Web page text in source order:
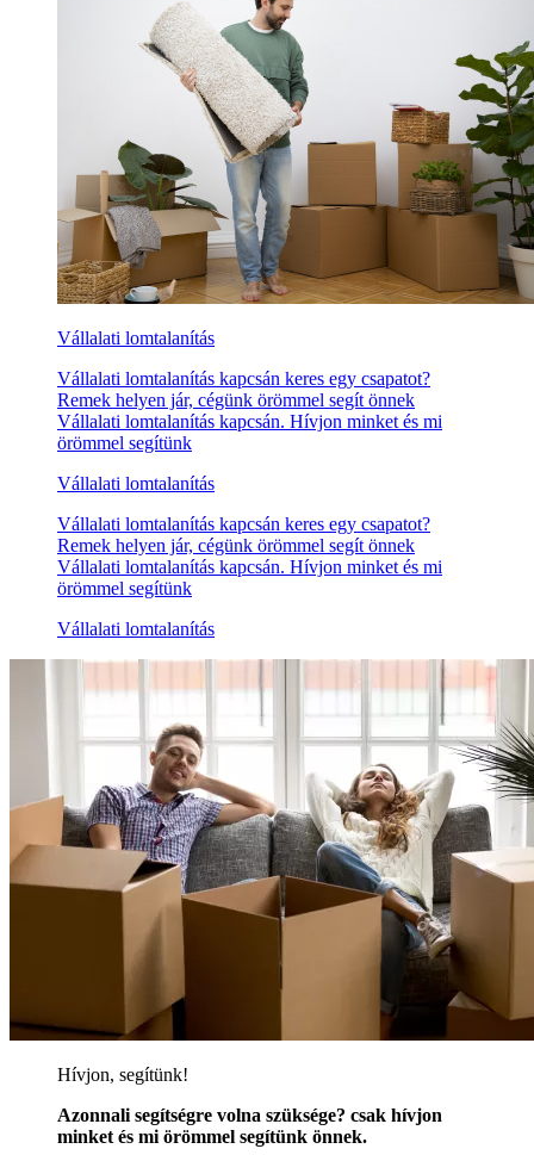
Vállalati lomtalanítás
Vállalati lomtalanítás kapcsán keres egy csapatot?
Remek helyen jár, cégünk örömmel segít önnek
Vállalati lomtalanítás kapcsán. Hívjon minket és mi
örömmel segítünk
Vállalati lomtalanítás
Vállalati lomtalanítás kapcsán keres egy csapatot?
Remek helyen jár, cégünk örömmel segít önnek
Vállalati lomtalanítás kapcsán. Hívjon minket és mi
örömmel segítünk
Vállalati lomtalanítás
Hívjon, segítünk!
Azonnali segítségre volna szüksége? csak hívjon
minket és mi örömmel segítünk önnek.